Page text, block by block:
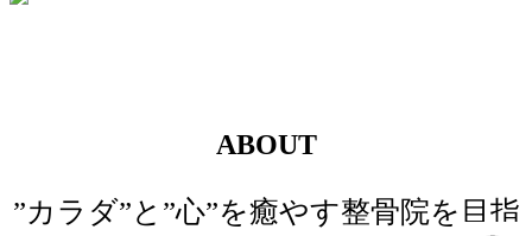
ABOUT
”カラダ”と”心”を癒やす整骨院を目指